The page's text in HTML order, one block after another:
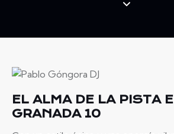
EL ALMA DE LA PISTA
GRANADA 10